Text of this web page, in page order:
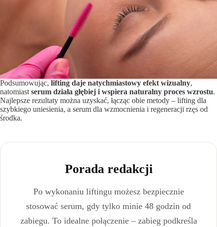
Podsumowując, lifting daje natychmiastowy efekt wizualny,
natomiastserum działa głębiej i wspiera naturalny proces wzrostu.
Najlepsze rezultaty można uzyskać, łącząc obie metody – lifting dla
szybkiego uniesienia, a serum dla wzmocnienia i regeneracji rzęs od
środka.
Porada redakcji
Po wykonaniu liftingu możesz bezpiecznie
stosować serum, gdy tylko minie 48 godzin od
zabiegu. To idealne połączenie – zabieg podkreśla